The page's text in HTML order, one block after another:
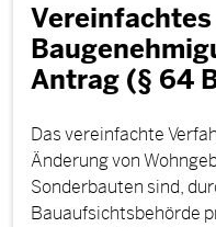
Vereinfachtes
Antrag (§ 64
Das vereinfachte
Änderung von
Sonderbauten sind,
Bauaufsichtsbehörde